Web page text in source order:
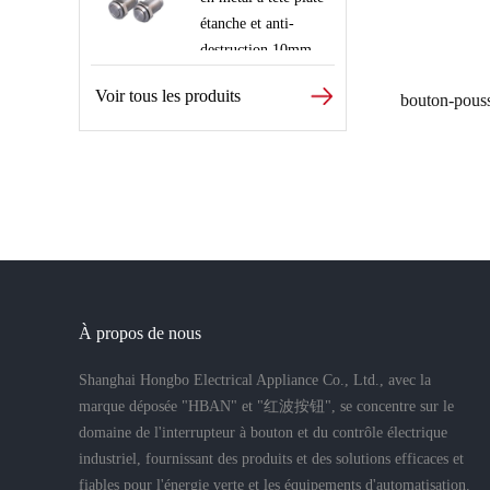
étanche et anti-
destruction 10mm
Voir tous les produits
À propos de nous
Shanghai Hongbo Electrical Appliance Co., Ltd., avec la
marque déposée "HBAN" et "红波按钮", se concentre sur le
domaine de l'interrupteur à bouton et du contrôle électrique
industriel, fournissant des produits et des solutions efficaces et
fiables pour l'énergie verte et les équipements d'automatisation.